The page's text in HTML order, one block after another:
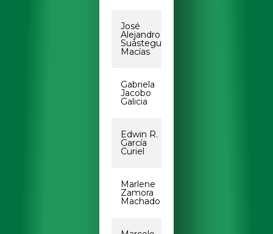
José
Alejandro
Suástegui
Macías
Gabriela
Jacobo
Galicia
Edwin R.
García
Curiel
Marlene
Zamora
Machado